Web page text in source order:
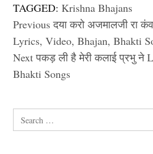
TAGGED:Krishna Bhajans
Post
navigation
Previous दया करो अजमालजी रा
Lyrics, Video, Bhajan, Bhakti
Next पकड़ ली है मेरी कलाई प्रभु ने
Bhakti Songs
for: